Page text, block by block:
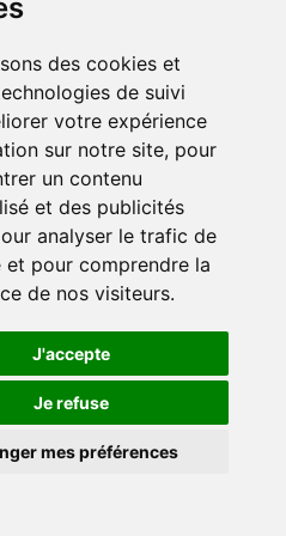
des cookies et
de suivi
votre expérience
sur notre site, pour
un contenu
et des publicités
analyser le trafic de
et pour comprendre la
de nos visiteurs.
J'accepte
Je refuse
mes préférences